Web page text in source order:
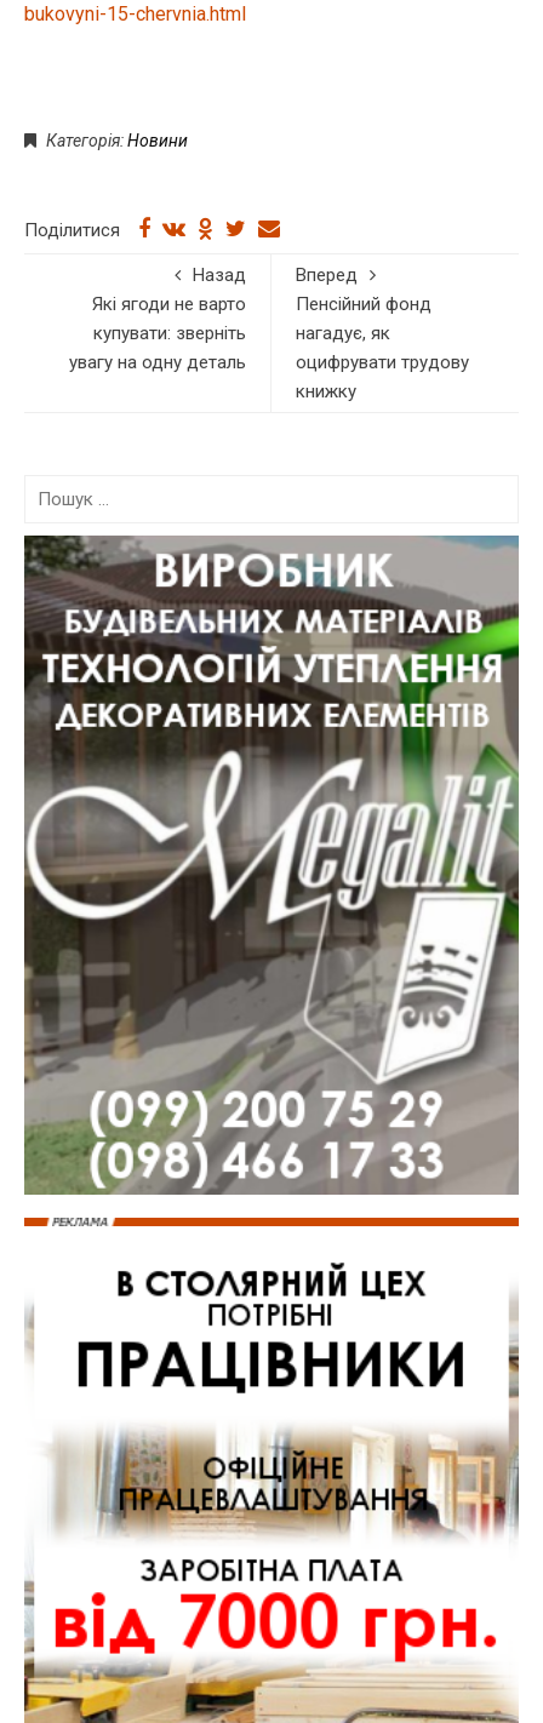
bukovyni-15-chervnia.html
Категорія:Новини
Поділитися
Назад
Які ягоди не варто
купувати: зверніть
увагу на одну деталь
Вперед
Пенсійний фонд
нагадує, як
оцифрувати трудову
книжку
ш
у
к
: